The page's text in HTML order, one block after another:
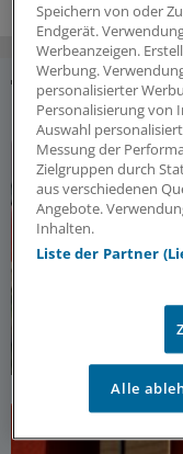
CORONA-
Drei Jahre
Speichern von oder
Endgerät.
Werbeanzeigen.
Werbung.
personalisierter
Personalisierung von
Auswahl
Messung der
Zielgruppen durch
aus verschiedenen
Angebote.
Inhalten.
Liste der Partner
Alle